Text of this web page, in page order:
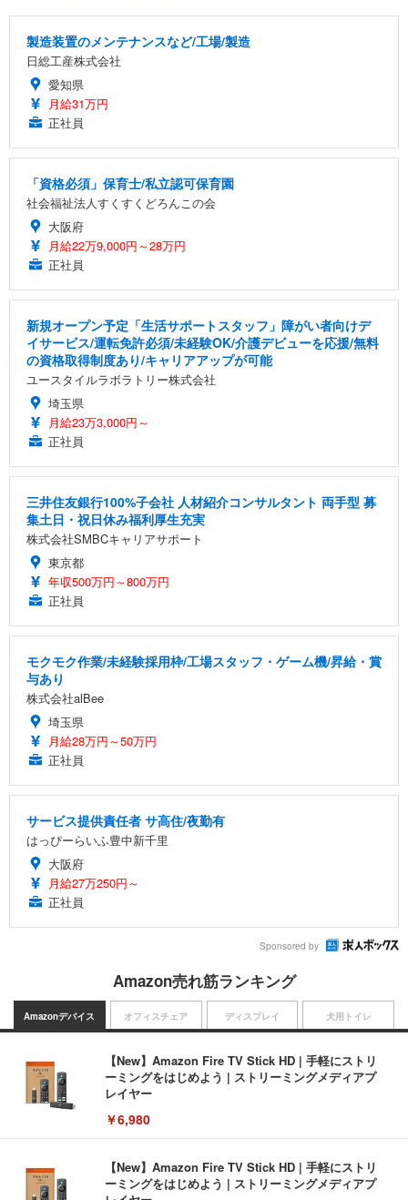
製造装置のメンテナンスなど/工場/製造
日総工産株式会社
愛知県
月給31万円
正社員
「資格必須」保育士/私立認可保育園
社会福祉法人すくすくどろんこの会
大阪府
月給22万9,000円～28万円
正社員
新規オープン予定「生活サポートスタッフ」障がい者向けデ
イサービス/運転免許必須/未経験OK/介護デビューを応援/無料
の資格取得制度あり/キャリアアップが可能
ユースタイルラボラトリー株式会社
埼玉県
月給23万3,000円～
正社員
三井住友銀行100%子会社 人材紹介コンサルタント 両手型 募
集土日・祝日休み福利厚生充実
株式会社SMBCキャリアサポート
東京都
年収500万円～800万円
正社員
モクモク作業/未経験採用枠/工場スタッフ・ゲーム機/昇給・賞
与あり
株式会社alBee
埼玉県
月給28万円～50万円
正社員
サービス提供責任者 サ高住/夜勤有
はっぴーらいふ豊中新千里
大阪府
月給27万250円～
正社員
Sponsored by
Amazon売れ筋ランキング
Amazonデバイス
【New】Amazon Fire TV Stick HD | 手軽にストリ
ーミングをはじめよう | ストリーミングメディアプ
レイヤー
￥6,980
【New】Amazon Fire TV Stick HD | 手軽にストリ
ーミングをはじめよう | ストリーミングメディアプ
オフィスチェア ディスプレイ 犬用トイレ